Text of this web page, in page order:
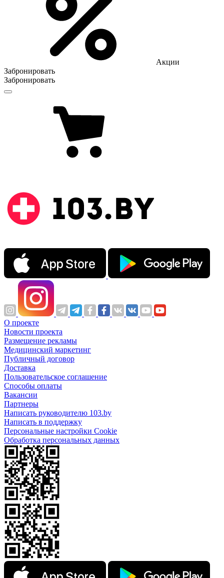
Акции
Забронировать
Забронировать
О проекте
Новости проекта
Размещение рекламы
Медицинский маркетинг
Публичный договор
Доставка
Пользовательское соглашение
Способы оплаты
Вакансии
Партнеры
Написать руководителю 103.by
Написать в поддержку
Персональные настройки Cookie
Обработка персональных данных